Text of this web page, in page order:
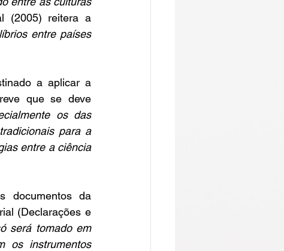
(2005) reitera a
entre países
a aplicar a
que se deve
os das
para a
entre a ciência
documentos da
(Declarações e
será tomado em
os instrumentos